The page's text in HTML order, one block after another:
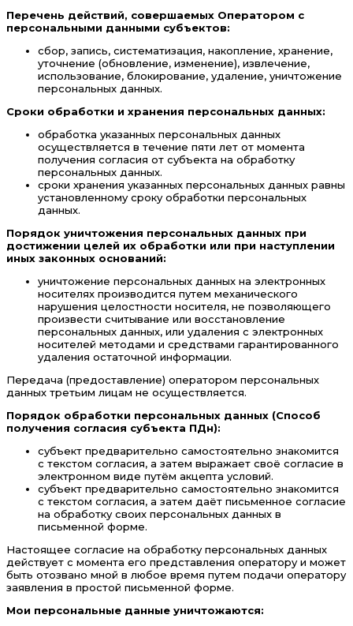
Перечень действий, совершаемых Оператором с
персональными данными субъектов:
сбор, запись, систематизация, накопление, хранение,
уточнение (обновление, изменение), извлечение,
использование, блокирование, удаление, уничтожение
персональных данных.
Сроки обработки и хранения персональных данных:
обработка указанных персональных данных
осуществляется в течение пяти лет от момента
получения согласия от субъекта на обработку
персональных данных.
сроки хранения указанных персональных данных равны
установленному сроку обработки персональных
данных.
Порядок уничтожения персональных данных при
достижении целей их обработки или при наступлении
иных законных оснований:
уничтожение персональных данных на электронных
носителях производится путем механического
нарушения целостности носителя, не позволяющего
произвести считывание или восстановление
персональных данных, или удаления с электронных
носителей методами и средствами гарантированного
удаления остаточной информации.
Передача (предоставление) оператором персональных
данных третьим лицам не осуществляется.
Порядок обработки персональных данных (Способ
получения согласия субъекта ПДн):
субъект предварительно самостоятельно знакомится
с текстом согласия, а затем выражает своё согласие в
электронном виде путём акцепта условий.
субъект предварительно самостоятельно знакомится
с текстом согласия, а затем даёт письменное согласие
на обработку своих персональных данных в
письменной форме.
Настоящее согласие на обработку персональных данных
действует с момента его представления оператору и может
быть отозвано мной в любое время путем подачи оператору
заявления в простой письменной форме.
Мои персональные данные уничтожаются: